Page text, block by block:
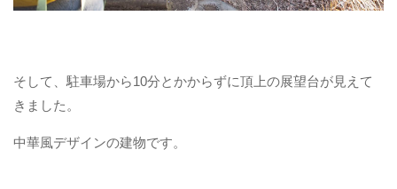
そして、駐車場から10分とかからずに頂上の展望台が見えて
きました。
中華風デザインの建物です。